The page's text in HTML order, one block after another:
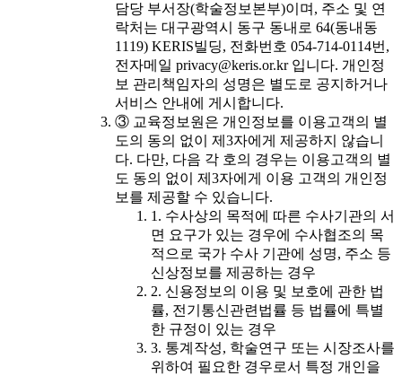
담당 부서장(학술정보본부)이며, 주소 및 연
락처는 대구광역시 동구 동내로 64(동내동
1119) KERIS빌딩, 전화번호 054-714-0114번,
전자메일 privacy@keris.or.kr 입니다. 개인정
보 관리책임자의 성명은 별도로 공지하거나
서비스 안내에 게시합니다.
③ 교육정보원은 개인정보를 이용고객의 별
도의 동의 없이 제3자에게 제공하지 않습니
다. 다만, 다음 각 호의 경우는 이용고객의 별
도 동의 없이 제3자에게 이용 고객의 개인정
보를 제공할 수 있습니다.
1. 수사상의 목적에 따른 수사기관의 서
면 요구가 있는 경우에 수사협조의 목
적으로 국가 수사 기관에 성명, 주소 등
신상정보를 제공하는 경우
2. 신용정보의 이용 및 보호에 관한 법
률, 전기통신관련법률 등 법률에 특별
한 규정이 있는 경우
3. 통계작성, 학술연구 또는 시장조사를
위하여 필요한 경우로서 특정 개인을